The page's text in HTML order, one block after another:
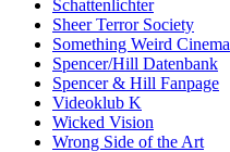
Schattenlichter
Sheer Terror Society
Something Weird Cinema
Spencer/Hill Datenbank
Spencer & Hill Fanpage
Videoklub K
Wicked Vision
Wrong Side of the Art